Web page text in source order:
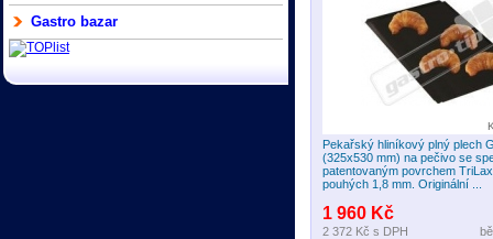
Gastro bazar
Pekařský hliníkový plný plech
(325x530 mm) na pečivo se
patentovaným povrchem
pouhých 1,8 mm. Originální ...
1 960 Kč
2 372 Kč s DPH